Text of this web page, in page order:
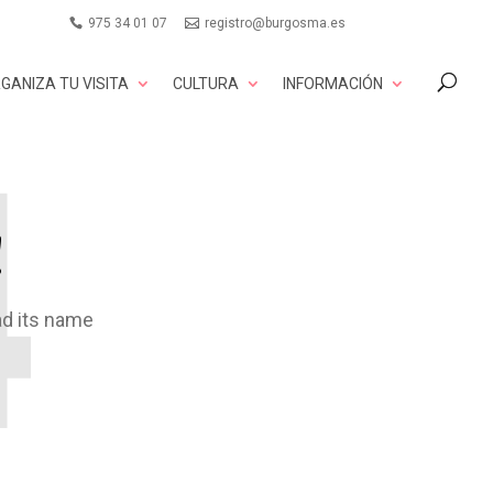
975 34 01 07 registro@burgosma.es
TU VISITA CULTURA INFORMACIÓN
its name